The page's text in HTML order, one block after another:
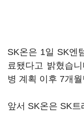
SK온은 1일 SK엔
료됐다고 밝혔습
병 계획 이후 7개
앞서 SK온은 SK